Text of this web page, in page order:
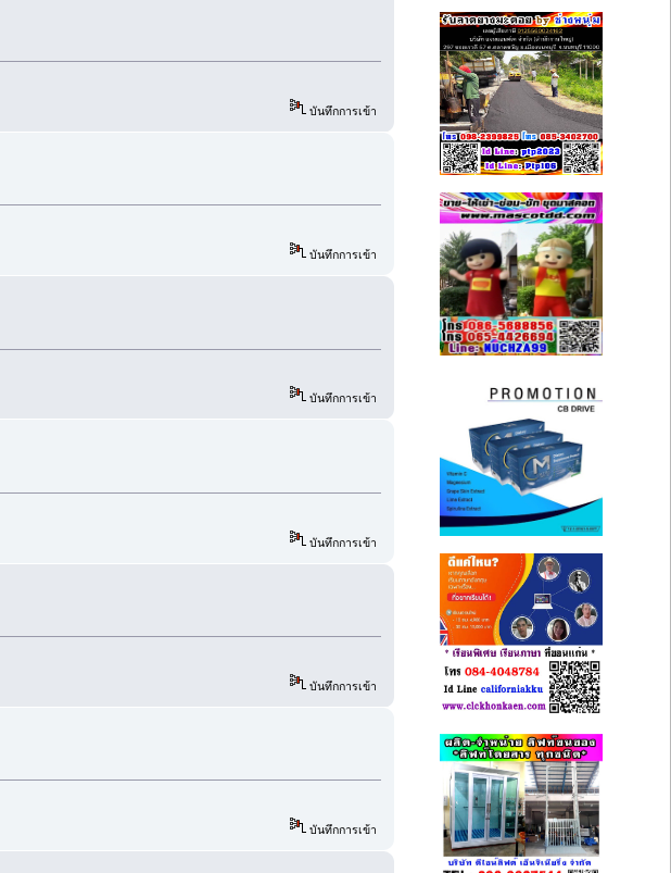
บันทึกการเข้า
บันทึกการเข้า
บันทึกการเข้า
บันทึกการเข้า
บันทึกการเข้า
บันทึกการเข้า